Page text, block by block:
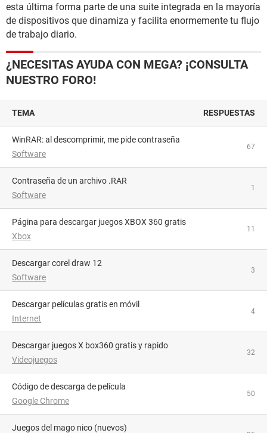
esta última forma parte de una suite integrada en la mayoría
de dispositivos que dinamiza y facilita enormemente tu flujo
de trabajo diario.
¿NECESITAS AYUDA CON MEGA? ¡CONSULTA
NUESTRO FORO!
TEMA RESPUESTAS
WinRAR: al descomprimir, me pide contraseña
Software
67
Contraseña de un archivo .RAR
Software
1
Página para descargar juegos XBOX 360 gratis
Xbox
11
descargar corel draw 12
Software
3
descargar películas gratis en móvil
Internet
4
descargar juegos X box360 gratis y rapido
Videojuegos
32
Código de descarga de película
Google Chrome
50
juegos del mago nico (nuevos)